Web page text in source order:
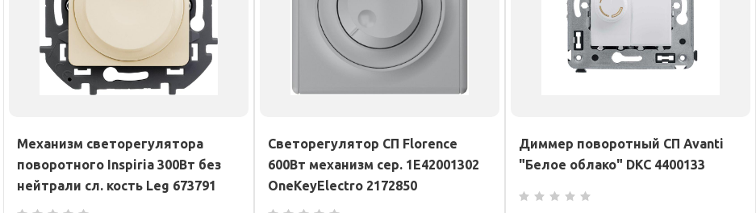
Механизм светорегулятора
поворотного Inspiria 300Вт без
нейтрали сл. кость Leg 673791
Светорегулятор СП Florence
600Вт механизм сер. 1E42001302
OneKeyElectro 2172850
Диммер поворотный СП Avanti
"Белое облако" DKC 4400133